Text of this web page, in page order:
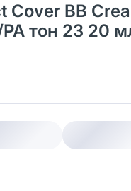
Cover BB
тон 23 20